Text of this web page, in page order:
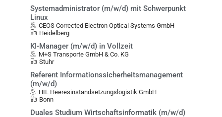
Systemadministrator (m/w/d) mit Schwerpunkt
Linux
CEOS Corrected Electron Optical Systems GmbH
Heidelberg
KI-Manager (m/w/d) in Vollzeit
M+S Transporte GmbH & Co. KG
Stuhr
Referent Informationssicherheitsmanagement
(m/w/d)
HIL Heeresinstandsetzungslogistik GmbH
Bonn
Duales Studium Wirtschaftsinformatik (m/w/d)